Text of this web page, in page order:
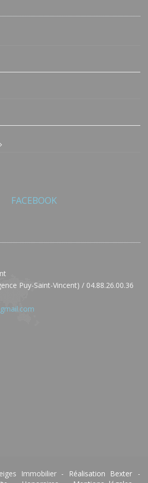
FACEBOOK
Puy-Saint-Vincent) / 04.88.26.00.36
Immobilier - Réalisation Bexter
-